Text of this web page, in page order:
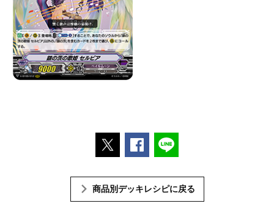
ポストするFacebookでシェアする
商品別デッキレシピに戻る